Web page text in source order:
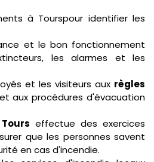
à Tourspour identifier les
et le bon fonctionnement
les alarmes et les
et les visiteurs aux règles
aux procédures d'évacuation
effectue des exercices
que les personnes savent
en cas d'incendie.